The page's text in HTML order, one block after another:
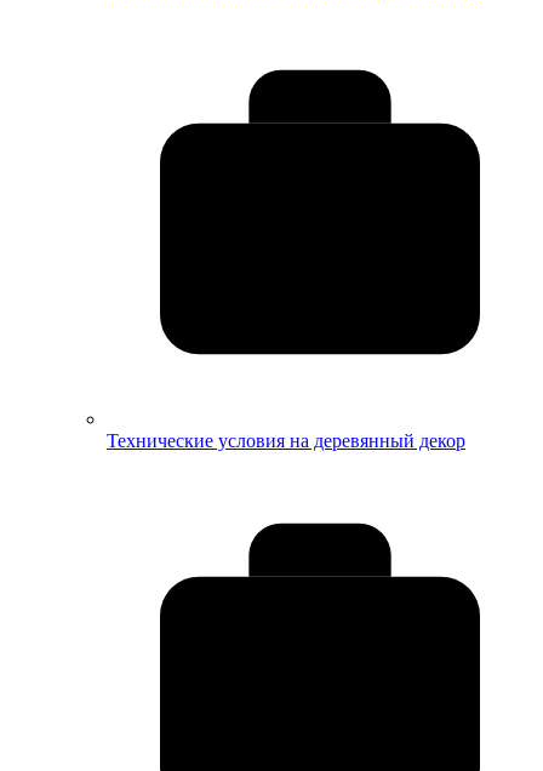
Технические условия на деревянный декор